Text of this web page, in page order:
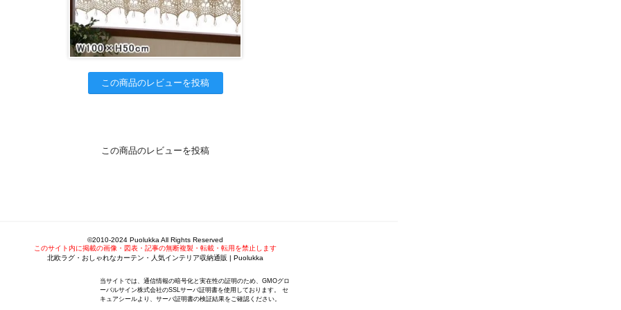
この商品のレビューを投稿
この商品のレビューを投稿
©2010-2024 Puolukka All Rights Reserved
このサイト内に掲載の画像・図表・記事の無断複製・転載・転用を禁止します
北欧ラグ・おしゃれなカーテン・人気インテリア収納通販 | Puolukka
当サイトでは、通信情報の暗号化と実在性の証明のため、GMOグロ
ーバルサイン株式会社のSSLサーバ証明書を使用しております。 セ
キュアシールより、サーバ証明書の検証結果をご確認ください。